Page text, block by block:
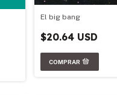
El big bang
$20.64 USD